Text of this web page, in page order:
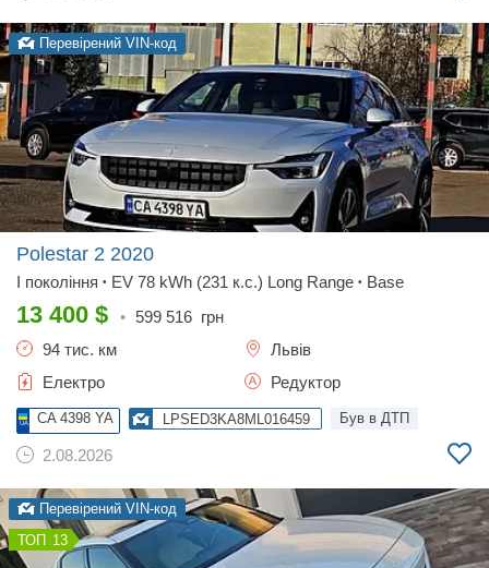
Перевірений VIN-код
Polestar 2 2020
I покоління • EV 78 kWh (231 к.с.) Long Range • Base
13 400 $ • 599 516 грн
94 тис. км
Львів
Електро
Редуктор
CA 4398 YA LPSED3KA8ML016459 Був в ДТП
2.08.2026
Перевірений VIN-код
13